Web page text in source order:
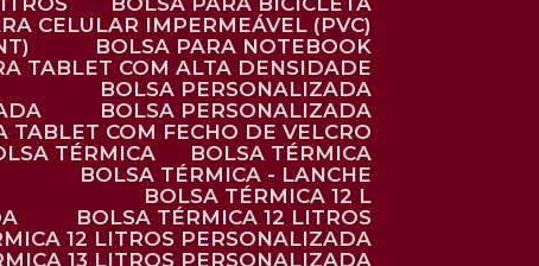
CELULAR IMPERMEÁVEL (PVC)
BOLSA PARA NOTEBOOK
TABLET COM ALTA DENSIDADE
BOLSA PERSONALIZADA
BOLSA PERSONALIZADA
TABLET COM FECHO DE VELCRO
TÉRMICA
BOLSA TÉRMICA
BOLSA TÉRMICA - LANCHE
BOLSA TÉRMICA 12 L
BOLSA TÉRMICA 12 LITROS
12 LITROS PERSONALIZADA
13 LITROS PERSONALIZADA